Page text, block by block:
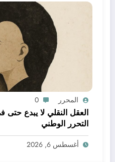
المحرر 0
العقل النقلي لا يبدع
التحرر الوطني
أغسطس 6, 2026